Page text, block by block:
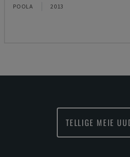
POOLA 2013
TELLIGE MEIE